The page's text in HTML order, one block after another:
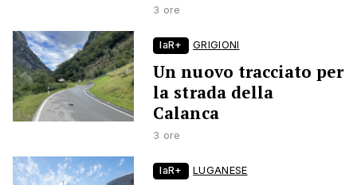
3 ore
laR+ GRIGIONI
Un nuovo tracciato per
la strada della
Calanca
3 ore
laR+ LUGANESE